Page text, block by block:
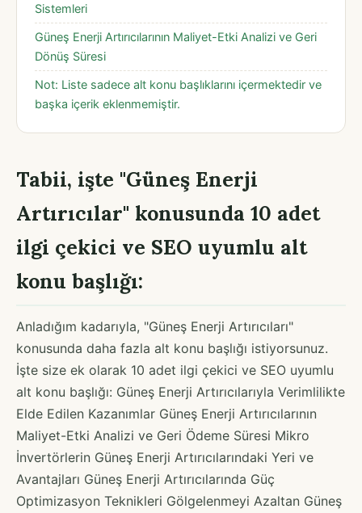
Sistemleri
Güneş Enerji Artırıcılarının Maliyet-Etki Analizi ve Geri
Dönüş Süresi
Not: Liste sadece alt konu başlıklarını içermektedir ve
başka içerik eklenmemiştir.
Tabii, işte "Güneş Enerji
Artırıcılar" konusunda 10 adet
ilgi çekici ve SEO uyumlu alt
konu başlığı:
Anladığım kadarıyla, "Güneş Enerji Artırıcıları"
konusunda daha fazla alt konu başlığı istiyorsunuz.
İşte size ek olarak 10 adet ilgi çekici ve SEO uyumlu
alt konu başlığı: Güneş Enerji Artırıcılarıyla Verimlilikte
Elde Edilen Kazanımlar Güneş Enerji Artırıcılarının
Maliyet-Etki Analizi ve Geri Ödeme Süresi Mikro
İnvertörlerin Güneş Enerji Artırıcılarındaki Yeri ve
Avantajları Güneş Enerji Artırıcılarında Güç
Optimizasyon Teknikleri Gölgelenmeyi Azaltan Güneş